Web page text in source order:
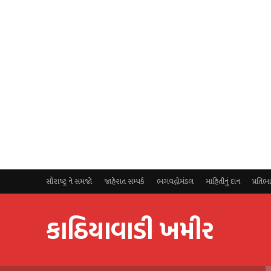
સૌરાષ્ટ્ર ને સમજો જાહેરાત સમ્પર્ક ભગવદ્ગોમંડલ માહિતીનું દાન
કાઠિયાવાડી ખમીર